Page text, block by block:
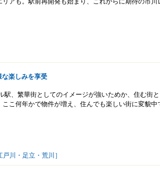
楽しみを享受
駅、繁華街としてのイメージが強いためか、住む街と
こ何年かで物件が増え、住んでも楽しい街に変貌中
川・足立・荒川］